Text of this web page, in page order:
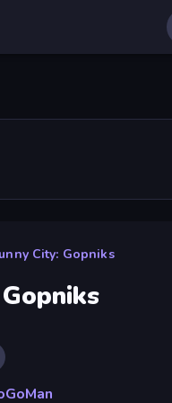
City: Gopniks